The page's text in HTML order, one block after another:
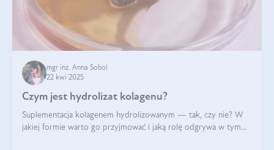
mgr inż. Anna Sobol
22 kwi 2025
Czym jest hydrolizat kolagenu?
Suplementacja kolagenem hydrolizowanym — tak, czy nie? W
jakiej formie warto go przyjmować i jaką rolę odgrywa w tym